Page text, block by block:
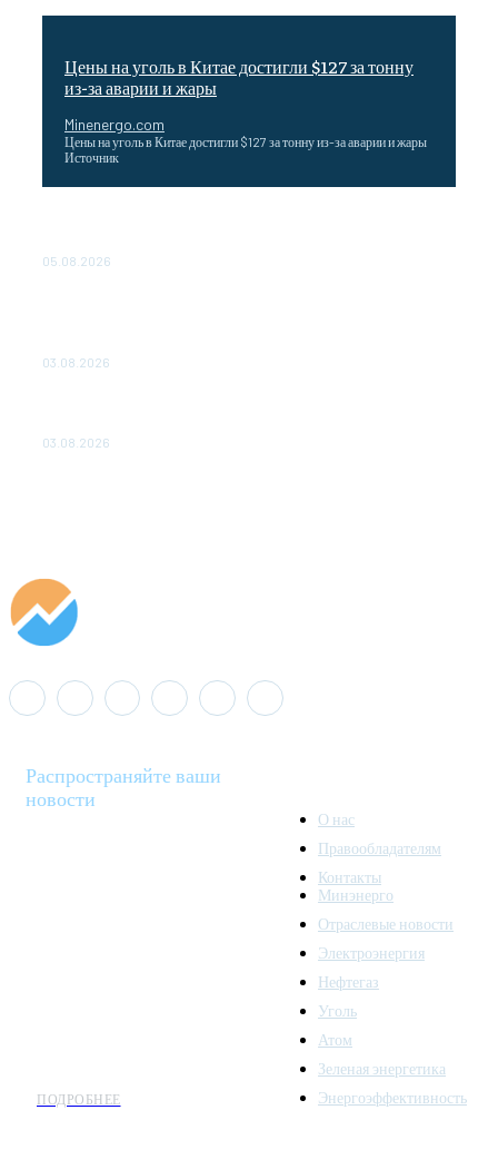
Цены на уголь в Китае достигли $127 за тонну
из-за аварии и жары
Minenergo.com
Цены на уголь в Китае достигли $127 за тонну из-за аварии и жары
Источник
05.08.2026
03.08.2026
03.08.2026
Распространяйте ваши
новости
ПОДРОБНЕЕ
О нас
Правообладателям
Контакты
Минэнерго
Отраслевые новости
Электроэнергия
Нефтегаз
Уголь
Атом
Зеленая энергетика
Энергоэффективность